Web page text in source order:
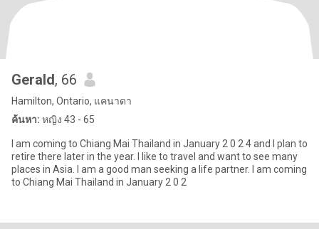
Gerald, 66
Hamilton, Ontario, แคนาดา
ค้นหา: หญิง 43 - 65
I am coming to Chiang Mai Thailand in January 2 0 2 4 and I plan to
retire there later in the year. I like to travel and want to see many
places in Asia. I am a good man seeking a life partner. I am coming
to Chiang Mai Thailand in January 2 0 2